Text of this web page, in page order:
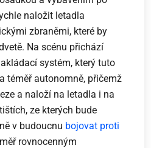
naložit letadla
zbraněmi, které by
Na scénu přichází
systém, který tuto
téměř autonomně, přičemž
a naloží na letadla i na
ze kterých bude
v budoucnu bojovat proti
rovnocenným